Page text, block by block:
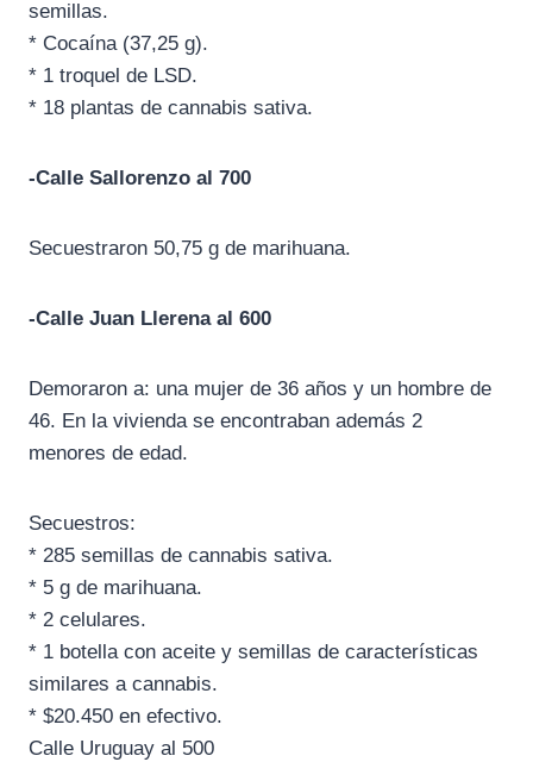
semillas.
* Cocaína (37,25 g).
* 1 troquel de LSD.
* 18 plantas de cannabis sativa.
-Calle Sallorenzo al 700
Secuestraron 50,75 g de marihuana.
-Calle Juan Llerena al 600
Demoraron a: una mujer de 36 años y un hombre de
46. En la vivienda se encontraban además 2
menores de edad.
Secuestros:
* 285 semillas de cannabis sativa.
* 5 g de marihuana.
* 2 celulares.
* 1 botella con aceite y semillas de características
similares a cannabis.
* $20.450 en efectivo.
Calle Uruguay al 500